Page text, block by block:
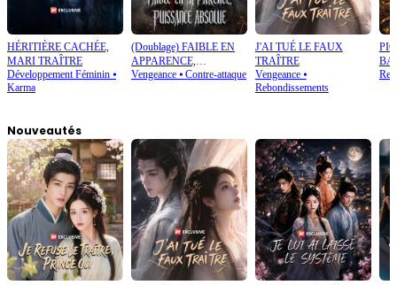
HÉRITIÈRE CACHÉE,
MARI TRAÎTRE
Développement Féminin ⦁
Karma
(Doublage) FAIBLE EN
APPARENCE,
PUISSANCE ABSOLUE
Vengeance⦁ Contre-attaque
J'AI TUÉ LE FAUX
TRAÎTRE
Vengeance⦁
Rebondissements
Nouveautés